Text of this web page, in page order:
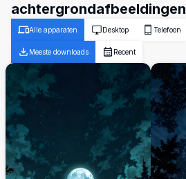
achtergrondafbeeldingen
Alle apparaten Desktop Telefoon
Meeste downloads Recent